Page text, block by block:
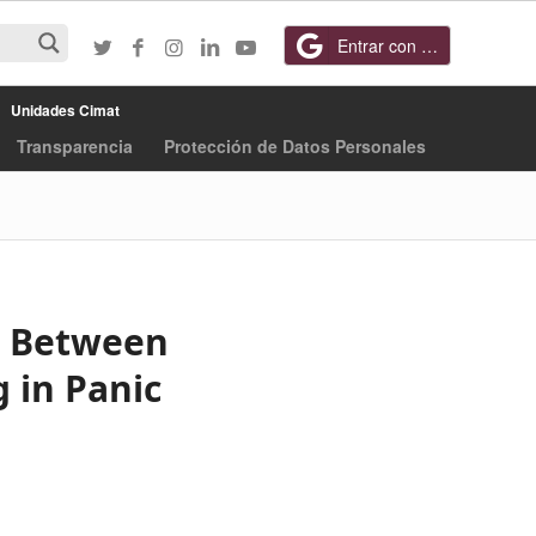
Entrar con Google
Unidades Cimat
Transparencia Protección de Datos Personales
in Panic